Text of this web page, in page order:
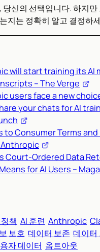
당신의 선택입니다. 하지만
지는 정확히 알고 결정하
will start training its AI
– The Verge
users face a new
your chats for AI
to Consumer Terms and
Anthropic
Court-Ordered Data
for AI Users –
책 AI 훈련 Anthropic
보호 데이터 보존 데이터
자 데이터 옵트아웃